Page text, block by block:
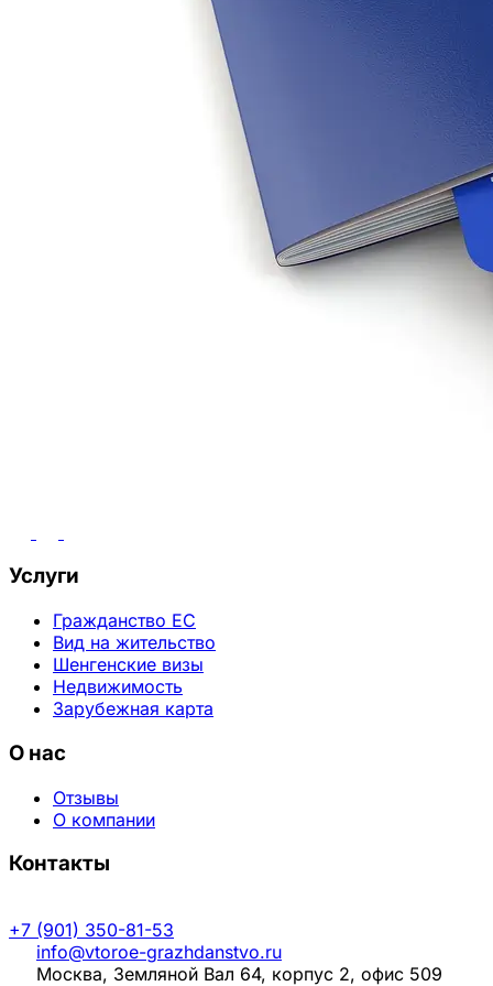
Услуги
Гражданство ЕС
Вид на жительство
Шенгенские визы
Недвижимость
Зарубежная карта
О нас
Отзывы
О компании
Контакты
+7 (901) 350-81-53
info@vtoroe-grazhdanstvo.ru
Москва, Земляной Вал 64, корпус 2, офис 509